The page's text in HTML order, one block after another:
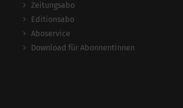
Zeitungsabo
Editionsabo
Aboservice
Download für AbonnentInnen